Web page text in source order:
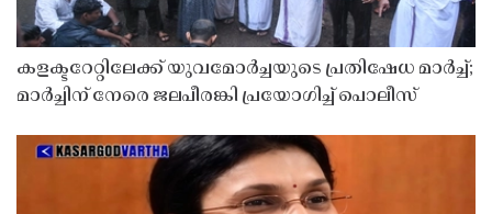
കളക്ടറേറ്റിലേക്ക് യുവമോർച്ചയുടെ പ്രതിഷേധ മാർച്ച്;
മാർച്ചിന് നേരെ ജലപീരങ്കി പ്രയോഗിച്ച് പൊലീസ്